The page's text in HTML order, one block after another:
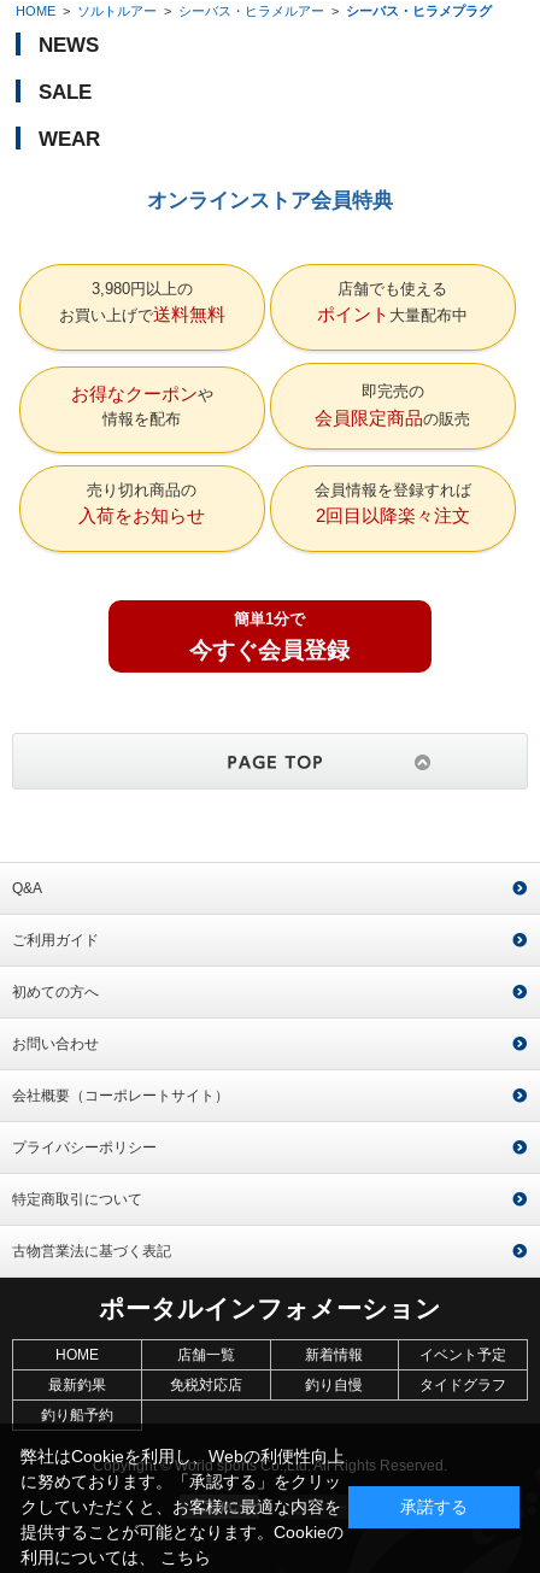
HOME > ソルトルアー > シーバス・ヒラメルアー > シーバス・ヒラメプラグ
NEWS
SALE
WEAR
オンラインストア会員特典
3,980円以上の
お買い上げで送料無料
店舗でも使える
ポイント 大量配布中
お得なクーポン
情報を配布
即完売の
会員限定商品の販売
売り切れ商品の
入荷をお知らせ
会員情報を登録すれば
2回目以降楽々注文
簡単1分で
今すぐ会員登録
Q&A
ご利用ガイド
初めての方へ
お問い合わせ
会社概要（コーポレートサイト）
プライバシーポリシー
特定商取引について
古物営業法に基づく表記
ポータルインフォメーション
HOME 店舗一覧 新着情報
イベント予定
最新釣果
免税対応店 釣り自慢
タイドグラフ
釣り船予約
Copyright © World sports Co.,Ltd. All Rights Reserved.
弊社はCookieを利用し、Webの利便性向上
に努めております。「承認する」をクリッ
クしていただくと、お客様に最適な内容を
提供することが可能となります。Cookieの
利用については、 こちら
承諾する